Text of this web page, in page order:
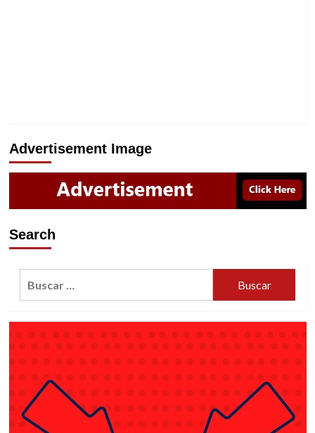
Advertisement Image
Search